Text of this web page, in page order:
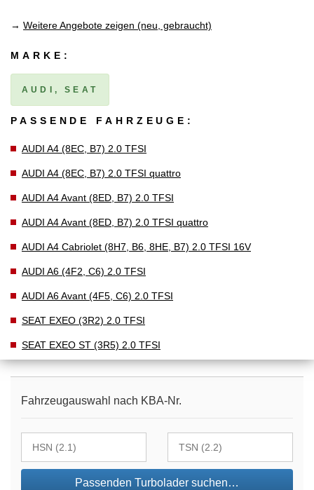
→ Weitere Angebote zeigen (neu, gebraucht)
MARKE:
AUDI, SEAT
PASSENDE FAHRZEUGE:
AUDI A4 (8EC, B7) 2.0 TFSI
AUDI A4 (8EC, B7) 2.0 TFSI quattro
AUDI A4 Avant (8ED, B7) 2.0 TFSI
AUDI A4 Avant (8ED, B7) 2.0 TFSI quattro
AUDI A4 Cabriolet (8H7, B6, 8HE, B7) 2.0 TFSI 16V
AUDI A6 (4F2, C6) 2.0 TFSI
AUDI A6 Avant (4F5, C6) 2.0 TFSI
SEAT EXEO (3R2) 2.0 TFSI
SEAT EXEO ST (3R5) 2.0 TFSI
Fahrzeugauswahl nach KBA-Nr.
Passenden Turbolader suchen…